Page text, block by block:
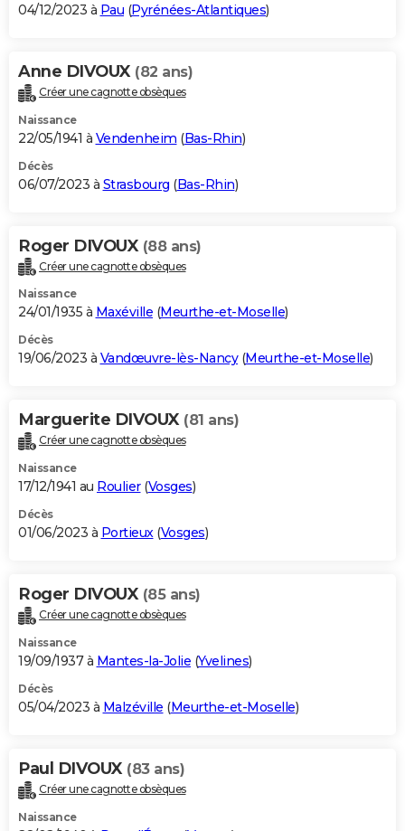
04/12/2023 à Pau (Pyrénées-Atlantiques)
Anne DIVOUX (82 ans)
Créer une cagnotte obsèques
Naissance
22/05/1941 à Vendenheim (Bas-Rhin)
Décès
06/07/2023 à Strasbourg (Bas-Rhin)
Roger DIVOUX (88 ans)
Créer une cagnotte obsèques
Naissance
24/01/1935 à Maxéville (Meurthe-et-Moselle)
Décès
19/06/2023 à Vandœuvre-lès-Nancy(Meurthe-et-Moselle)
Marguerite DIVOUX (81 ans)
Créer une cagnotte obsèques
Naissance
17/12/1941 au Roulier(Vosges)
Décès
01/06/2023 à Portieux(Vosges)
Roger DIVOUX (85 ans)
Créer une cagnotte obsèques
Naissance
19/09/1937 à Mantes-la-Jolie (Yvelines)
Décès
05/04/2023 à Malzéville (Meurthe-et-Moselle)
Paul DIVOUX (83 ans)
Créer une cagnotte obsèques
Naissance